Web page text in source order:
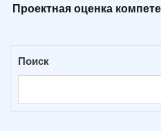
Проектная оценка
Поиск